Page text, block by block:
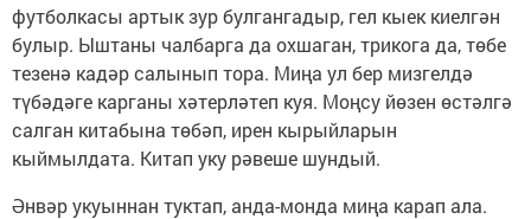
футболкасы артык зур булгангадыр, гел кыек киелгән
булыр. Ыштаны чалбарга да охшаган, трикога да, төбе
тезенә кадәр салынып тора. Миңа ул бер мизгелдә
түбәдәге карганы хәтерләтеп куя. Моңсу йөзен өстәлгә
салган китабына төбәп, ирен кырыйларын
кыймылдата. Китап уку рәвеше шундый.
Әнвәр укуыннан туктап, анда-монда миңа карап ала.